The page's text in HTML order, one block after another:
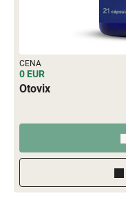
CENA
0 EUR
Otovix